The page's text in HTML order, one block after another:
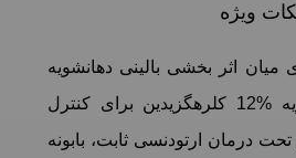
ویژه
اثر بخشی بالینی دهانشویه
1% بابونه و دهانشویه %12 کلرهگزیدین برای کنترل
تحت درمان ارتودنسی ثابت، بابونه